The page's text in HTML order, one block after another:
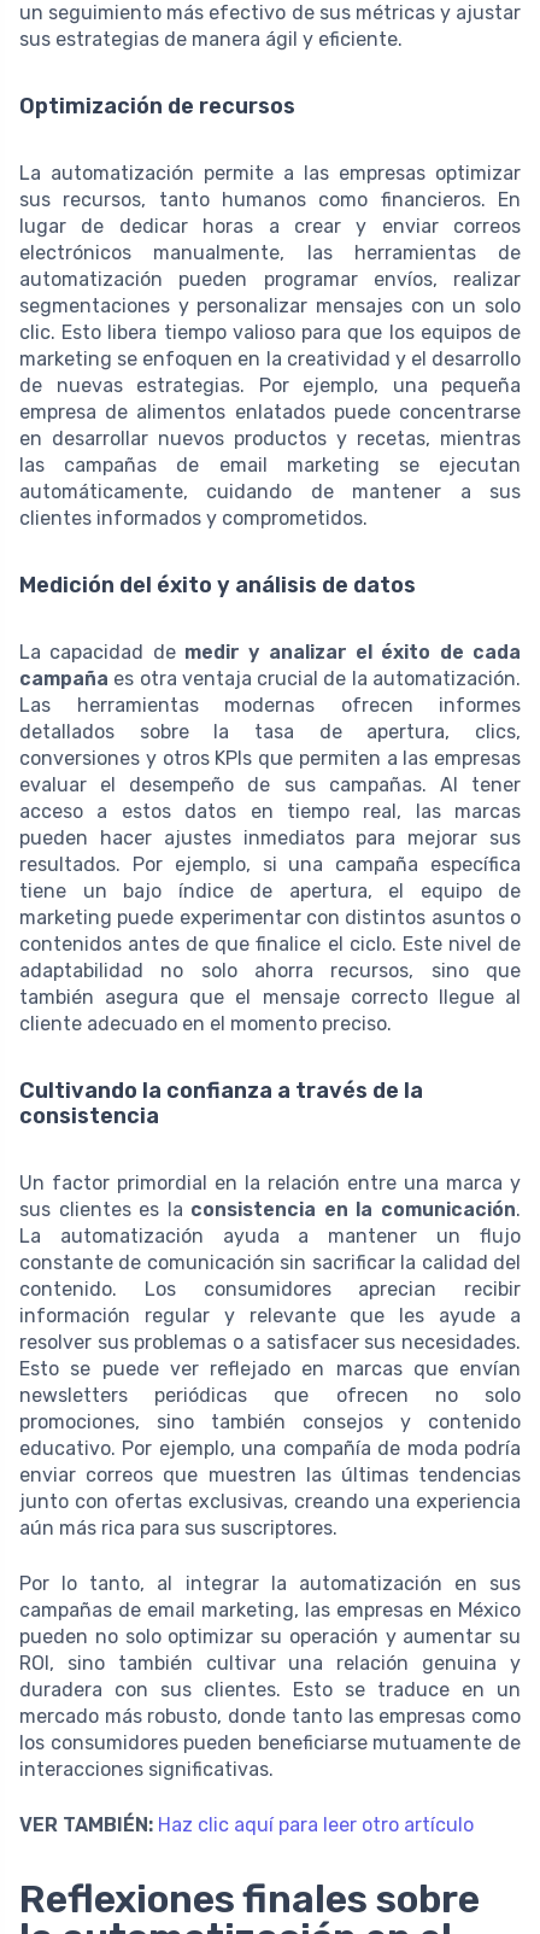
un seguimiento más efectivo de sus métricas y ajustar
sus estrategias de manera ágil y eficiente.
Optimización de recursos
La automatización permite a las empresas optimizar
sus recursos, tanto humanos como financieros. En
lugar de dedicar horas a crear y enviar correos
electrónicos manualmente, las herramientas de
automatización pueden programar envíos, realizar
segmentaciones y personalizar mensajes con un solo
clic. Esto libera tiempo valioso para que los equipos de
marketing se enfoquen en la creatividad y el desarrollo
de nuevas estrategias. Por ejemplo, una pequeña
empresa de alimentos enlatados puede concentrarse
en desarrollar nuevos productos y recetas, mientras
las campañas de email marketing se ejecutan
automáticamente, cuidando de mantener a sus
clientes informados y comprometidos.
Medición del éxito y análisis de datos
La capacidad de medir y analizar el éxito de cada
campaña es otra ventaja crucial de la automatización.
Las herramientas modernas ofrecen informes
detallados sobre la tasa de apertura, clics,
conversiones y otros KPIs que permiten a las empresas
evaluar el desempeño de sus campañas. Al tener
acceso a estos datos en tiempo real, las marcas
pueden hacer ajustes inmediatos para mejorar sus
resultados. Por ejemplo, si una campaña específica
tiene un bajo índice de apertura, el equipo de
marketing puede experimentar con distintos asuntos o
contenidos antes de que finalice el ciclo. Este nivel de
adaptabilidad no solo ahorra recursos, sino que
también asegura que el mensaje correcto llegue al
cliente adecuado en el momento preciso.
Cultivando la confianza a través de la
consistencia
Un factor primordial en la relación entre una marca y
sus clientes es la consistencia en la comunicación.
La automatización ayuda a mantener un flujo
constante de comunicación sin sacrificar la calidad del
contenido. Los consumidores aprecian recibir
información regular y relevante que les ayude a
resolver sus problemas o a satisfacer sus necesidades.
Esto se puede ver reflejado en marcas que envían
newsletters periódicas que ofrecen no solo
promociones, sino también consejos y contenido
educativo. Por ejemplo, una compañía de moda podría
enviar correos que muestren las últimas tendencias
junto con ofertas exclusivas, creando una experiencia
aún más rica para sus suscriptores.
Por lo tanto, al integrar la automatización en sus
campañas de email marketing, las empresas en México
pueden no solo optimizar su operación y aumentar su
ROI, sino también cultivar una relación genuina y
duradera con sus clientes. Esto se traduce en un
mercado más robusto, donde tanto las empresas como
los consumidores pueden beneficiarse mutuamente de
interacciones significativas.
VER TAMBIÉN: Haz clic aquí para leer otro artículo
Reflexiones finales sobre